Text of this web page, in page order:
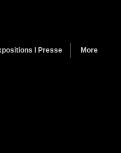
I Presse More